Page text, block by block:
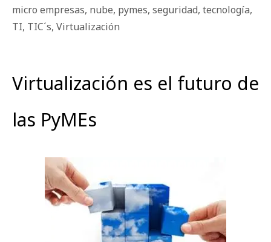
micro empresas, nube, pymes, seguridad, tecnología,
TI, TIC´s, Virtualización
Virtualización es el futuro de
las PyMEs